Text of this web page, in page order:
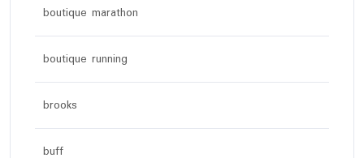
boutique marathon
boutique running
brooks
buff